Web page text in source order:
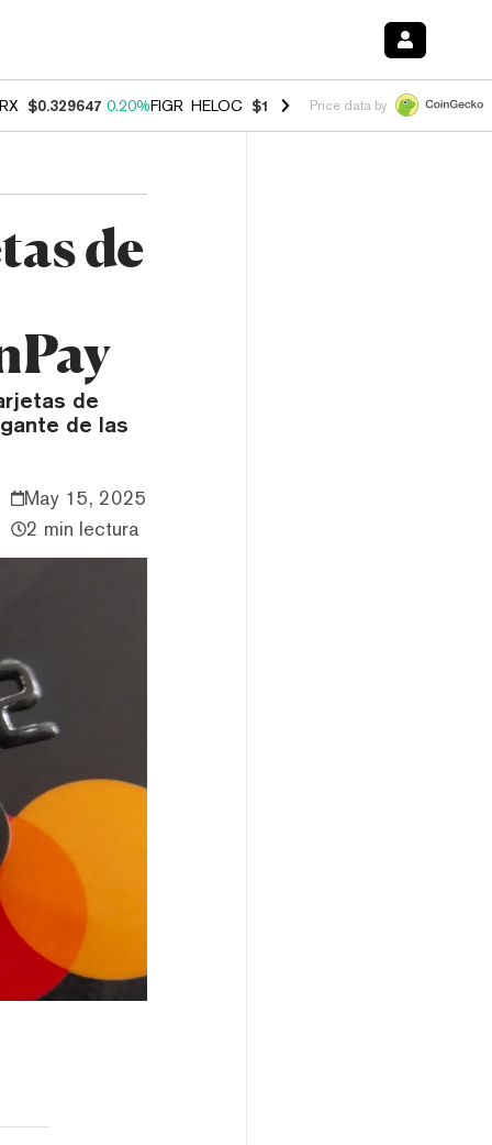
$0.329647 0.20%FIGR_HELOC $1.001 -2.70%HYPE $54.29 -
Price data by
de
de
de las
May 15, 2025
2 min lectura